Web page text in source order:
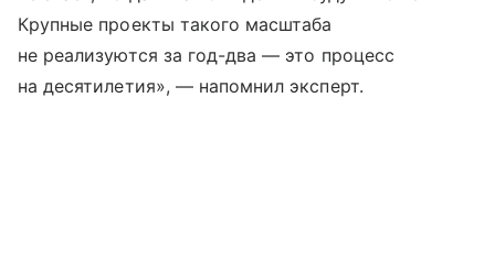
Крупные проекты такого масштаба
не реализуются за год-два — это процесс
на десятилетия», — напомнил эксперт.